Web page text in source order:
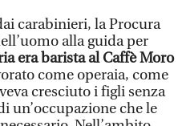
carabinieri, la Procura
alla guida per
era barista al Caffè Moro
come operaia, come
cresciuto i figli senza
un’occupazione che le